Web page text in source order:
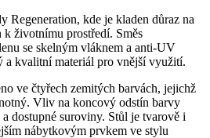
Regeneration, kde je kladen důraz na
životnímu prostředí. Směs
se skelným vláknem a anti-UV
a kvalitní materiál pro vnější využití.
ve čtyřech zemitých barvách, jejichž
Vliv na koncový odstín barvy
dostupné suroviny. Stůl je tvarově i
nábytkovým prvkem ve stylu